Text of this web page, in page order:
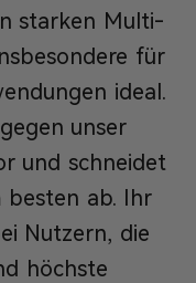
starken Multi-
für
ideal.
unser
und schneidet
besten ab. Ihr
Nutzern, die
höchste